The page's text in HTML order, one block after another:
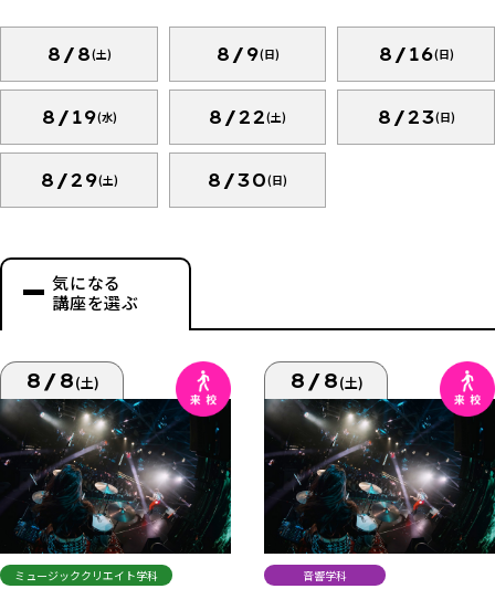
8/8(土) 8/9(日) 8/16(日)
8/19(水) 8/22(土) 8/23(日)
8/29(土) 8/30(日)
気になる
講座を選ぶ
8/8(土)
ミュージッククリエイト学科
8/8(土)
音響学科